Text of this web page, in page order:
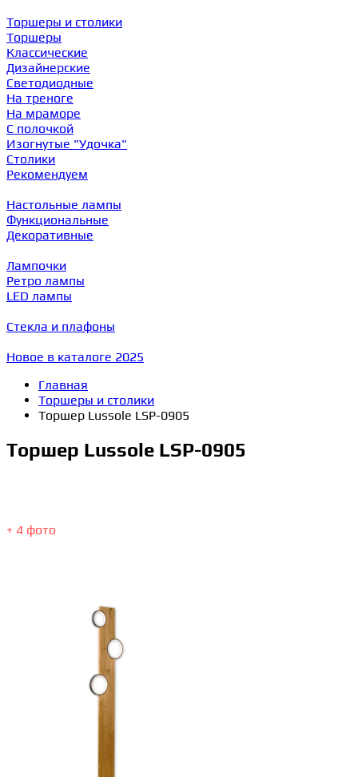
Торшеры и столики
Торшеры
Классические
Дизайнерские
Светодиодные
На треноге
На мраморе
С полочкой
Изогнутые "Удочка"
Столики
Рекомендуем
Настольные лампы
Функциональные
Декоративные
Лампочки
Ретро лампы
LED лампы
Стекла и плафоны
Новое в каталоге 2025
Главная
Торшеры и столики
Торшер Lussole LSP-0905
Торшер Lussole LSP-0905
+ 4 фото